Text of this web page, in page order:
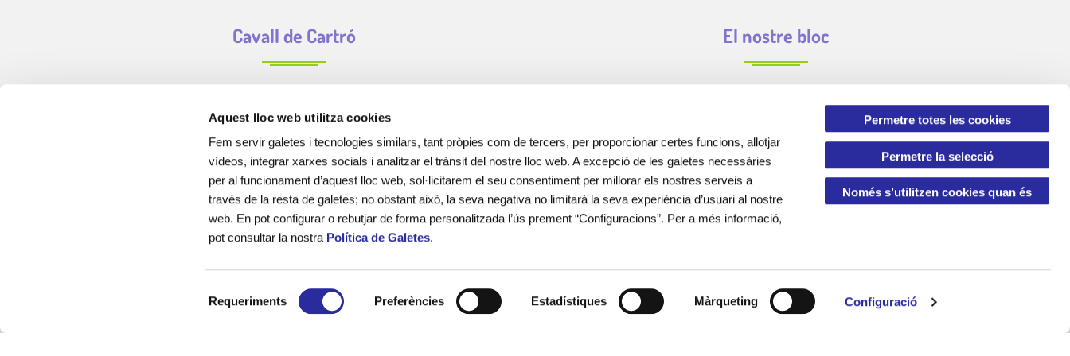
Aquest lloc web utilitza cookies
Fem servir galetes i tecnologies similars, tant pròpies com de tercers, per proporcionar certes funcions, allotjar
vídeos, integrar xarxes socials i analitzar el trànsit del nostre lloc web. A excepció de les galetes necessàries
per al funcionament d’aquest lloc web, sol·licitarem el seu consentiment per millorar els nostres serveis a
través de la resta de galetes; no obstant això, la seva negativa no limitarà la seva experiència d’usuari al nostre
web. En pot configurar o rebutjar de forma personalitzada l’ús prement “Configuracions”. Per a més informació,
pot consultar la nostra Política de Galetes.
e
Requeriments Preferències Estadístiques Màrqueting Configuració
Permetre totes les cookies
Permetre la selecció
Només s’utilitzen cookies quan és
Cavall de Cartró
el seu desenvolupament educatiu, emocional i social.
El nostre bloc